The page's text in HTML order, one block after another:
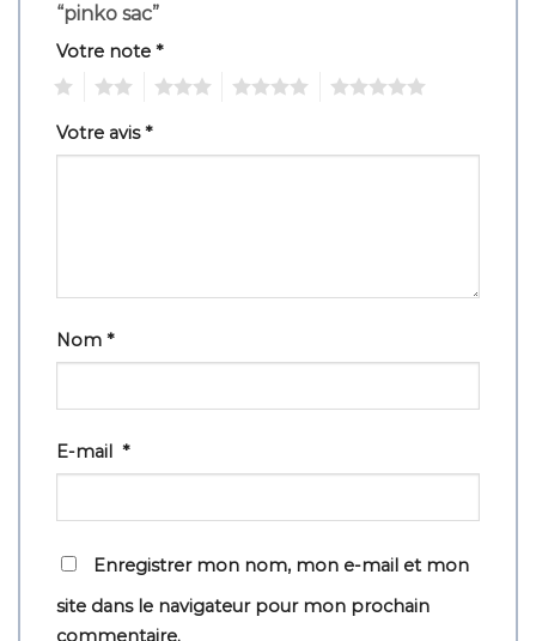
“pinko sac”
Votre note *
Votre avis*
Nom *
E-mail *
Enregistrer mon nom, mon e-mail et mon
site dans le navigateur pour mon prochain
commentaire.